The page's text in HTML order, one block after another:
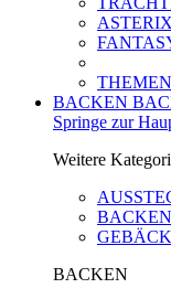
BACKEN
Springe zur
Weitere
BACKEN
BACKEN